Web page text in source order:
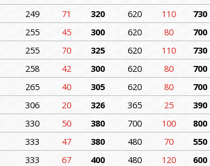
249 71 320 620 110 730
255 45 300 620 80 700
255 70 325 620 110 730
258 42 300 620 80 700
265 40 305 620 80 700
306 20 326 365 25 390
330 50 380 700 100 800
333 47 380 480 70 550
333 67 400 480 120 600